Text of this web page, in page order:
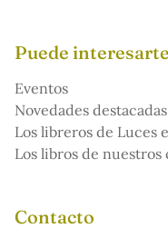
Puede interesarte
Eventos
Novedades
Los libreros de Luces
Los libros de
Contacto